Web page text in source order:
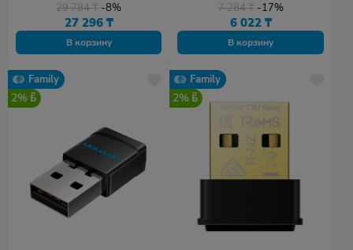
29 784₸ -8%
27 296 ₸
В корзину
7 284₸ -17%
6 022 ₸
В корзину
Family
2%
Family
2%